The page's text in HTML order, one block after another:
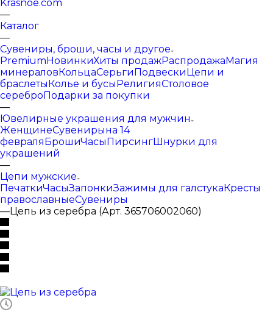
Krasnoe.com
—
Каталог
—
Сувениры, броши, часы и другое
PremiumНовинкиХиты продажРаспродажаМагия
минераловКольцаСерьгиПодвескиЦепи и
браслетыКолье и бусыРелигияСтоловое
сереброПодарки за покупки
—
Ювелирные украшения для мужчин
ЖенщинеСувенирына 14
февраляБрошиЧасыПирсингШнурки для
украшений
—
Цепи мужские
ПечаткиЧасыЗапонкиЗажимы для галстукаКресты
православныеСувениры
—Цепь из серебра (Арт. 365706002060)